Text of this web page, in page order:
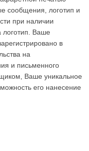
сообщения, логотип и
при наличии
логотип. Ваше
в
на
и письменного
Ваше уникальное
его нанесение